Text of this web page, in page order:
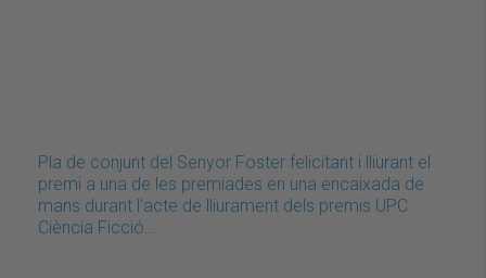
Pla de conjunt del Senyor Foster felicitant i lliurant el
premi a una de les premiades en una encaixada de
mans durant l'acte de lliurament dels premis UPC
Ciència Ficció…